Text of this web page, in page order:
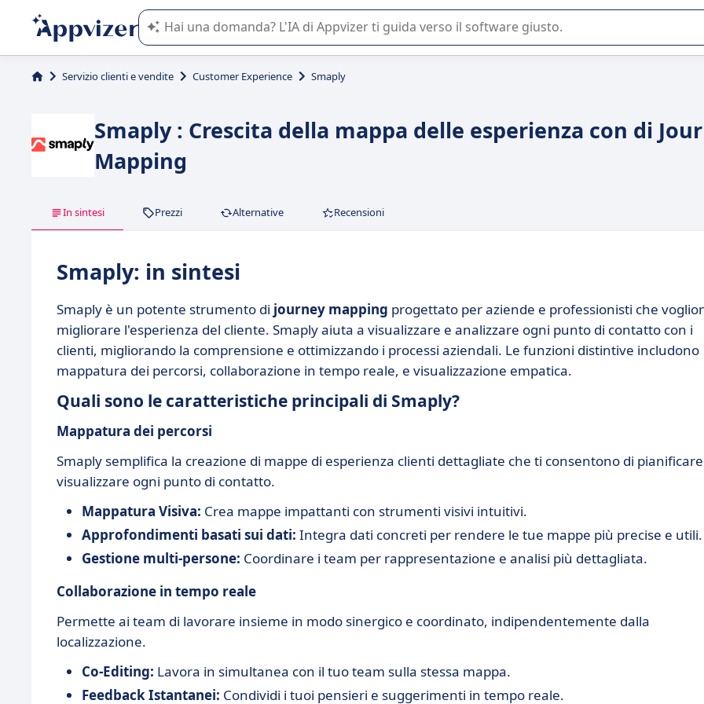
L'IA di Appvizer vi guida nell'utilizzo o nella scelta di un software SaaS per la vostra azienda.
Servizio clienti e vendite Customer Experience Smaply
Smaply : Crescita della mappa delle esperienza con di
Mapping
In sintesi Prezzi Alternative Recensioni
Smaply: in sintesi
Smaply è un potente strumento di journey mapping progettato per aziende e professionisti che
migliorare l'esperienza del cliente. Smaply aiuta a visualizzare e analizzare ogni punto di contatto con i
clienti, migliorando la comprensione e ottimizzando i processi aziendali. Le funzioni distintive includono
mappatura dei percorsi, collaborazione in tempo reale, e visualizzazione empatica.
Quali sono le caratteristiche principali di Smaply?
Mappatura dei percorsi
Smaply semplifica la creazione di mappe di esperienza clienti dettagliate che ti consentono di
visualizzare ogni punto di contatto.
Mappatura Visiva: Crea mappe impattanti con strumenti visivi intuitivi.
Approfondimenti basati sui dati: Integra dati concreti per rendere le tue mappe più precise e utili.
Gestione multi-persone: Coordinare i team per rappresentazione e analisi più dettagliata.
Collaborazione in tempo reale
Permette ai team di lavorare insieme in modo sinergico e coordinato, indipendentemente dalla
localizzazione.
Co-Editing: Lavora in simultanea con il tuo team sulla stessa mappa.
Feedback Istantanei: Condividi i tuoi pensieri e suggerimenti in tempo reale.